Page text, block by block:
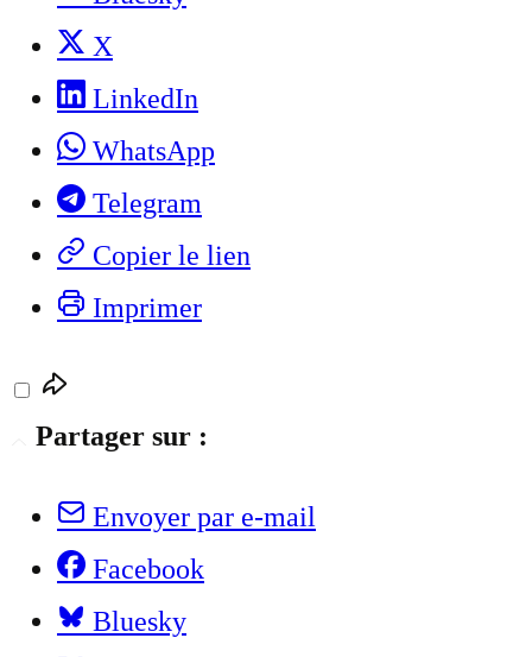
X
LinkedIn
WhatsApp
Telegram
Copier le lien
Imprimer
Partager sur :
Envoyer par e-mail
Facebook
Bluesky